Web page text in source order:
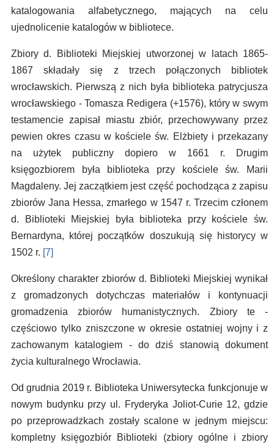
katalogowania alfabetycznego, mających na celu
ujednolicenie katalogów w bibliotece.
Zbiory d. Biblioteki Miejskiej utworzonej w latach 1865-
1867 składały się z trzech połączonych bibliotek
wrocławskich. Pierwszą z nich była biblioteka patrycjusza
wrocławskiego - Tomasza Redigera (+1576), który w swym
testamencie zapisał miastu zbiór, przechowywany przez
pewien okres czasu w kościele św. Elżbiety i przekazany
na użytek publiczny dopiero w 1661 r. Drugim
księgozbiorem była biblioteka przy kościele św. Marii
Magdaleny. Jej zaczątkiem jest część pochodząca z zapisu
zbiorów Jana Hessa, zmarłego w 1547 r. Trzecim członem
d. Biblioteki Miejskiej była biblioteka przy kościele św.
Bernardyna, której początków doszukują się historycy w
1502 r. [7]
Określony charakter zbiorów d. Biblioteki Miejskiej wynikał
z gromadzonych dotychczas materiałów i kontynuacji
gromadzenia zbiorów humanistycznych. Zbiory te -
częściowo tylko zniszczone w okresie ostatniej wojny i z
zachowanym katalogiem - do dziś stanowią dokument
życia kulturalnego Wrocławia.
Od grudnia 2019 r. Biblioteka Uniwersytecka funkcjonuje w
nowym budynku przy ul. Fryderyka Joliot-Curie 12, gdzie
po przeprowadzkach zostały scalone w jednym miejscu:
kompletny księgozbiór Biblioteki (zbiory ogólne i zbiory